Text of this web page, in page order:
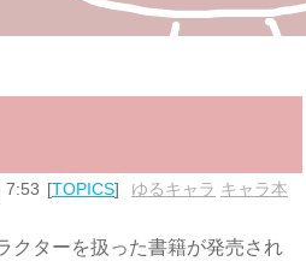
7:53 TOPICS ゆるキャラ キャラ本
クターを扱った書籍が発売され